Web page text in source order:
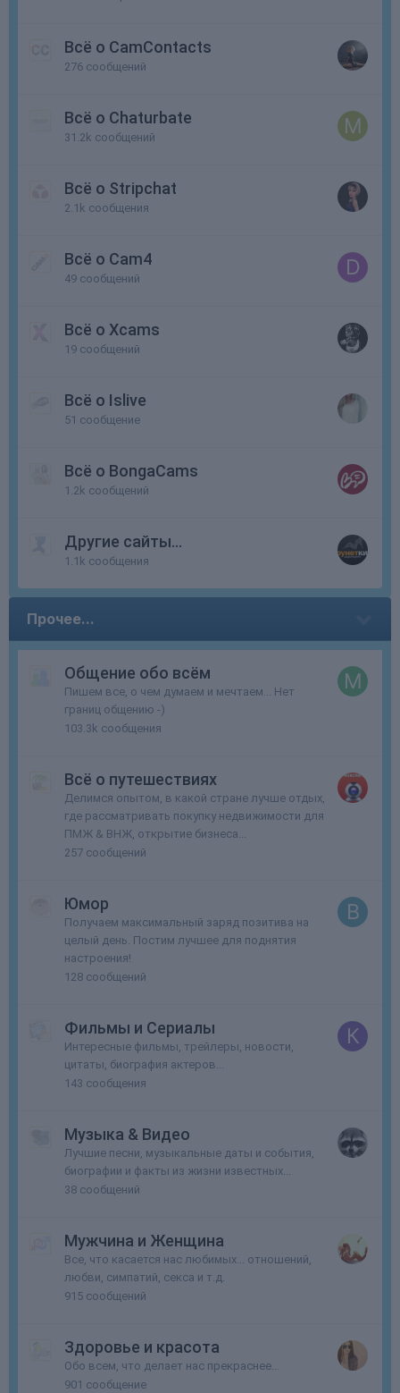
Всё о CamContacts
276 сообщений
Всё о Chaturbate
31.2k сообщений
Всё о Stripchat
2.1k сообщения
Всё о Cam4
49 сообщений
Всё о Xcams
19 сообщений
Всё о Islive
51 сообщение
Всё о BongaCams
1.2k сообщений
Другие сайты...
1.1k сообщения
Прочее...
Общение обо всём
Пишем все, о чем думаем и мечтаем... Нет
границ общению -)
103.3k сообщения
Всё о путешествиях
Делимся опытом, в какой стране лучше отдых,
где рассматривать покупку недвижимости для
ПМЖ & ВНЖ, открытие бизнеса...
257 сообщений
Юмор
Получаем максимальный заряд позитива на
целый день. Постим лучшее для поднятия
настроения!
128 сообщений
Фильмы и Сериалы
Интересные фильмы, трейлеры, новости,
цитаты, биография актеров...
143 сообщения
Музыка & Видео
Лучшие песни, музыкальные даты и события,
биографии и факты из жизни известных...
38 сообщений
Мужчина и Женщина
Все, что касается нас любимых... отношений,
любви, симпатий, секса и т.д.
915 сообщений
Здоровье и красота
Обо всем, что делает нас прекраснее...
901 сообщение